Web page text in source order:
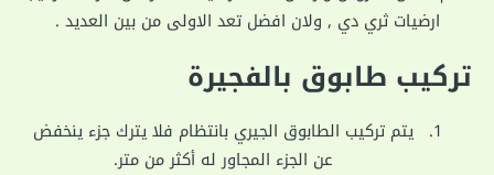
ارضيات ثري دي , ولان افضل تعد الاولى من بين العديد .
تركيب طابوق بالفجيرة
يتم تركيب الطابوق الجيري بانتظام فلا يترك جزء ينخفض
عن الجزء المجاور له أكثر من متر.